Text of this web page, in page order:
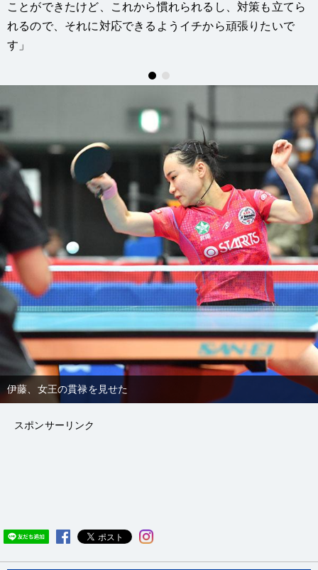
ことができたけど、これから慣れられるし、対策も立てら
れるので、それに対応できるようイチから頑張りたいで
す」
伊藤、女王の貫禄を見せた
伊藤、女王の貫禄を見せた
スポンサーリンク